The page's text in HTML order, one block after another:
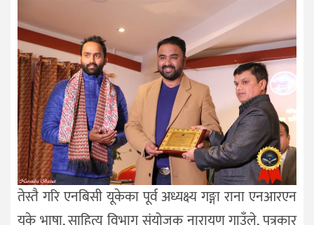
तेस्तै गरि एनबिसी यूकेका पूर्व अध्यक्ष्य गङ्गा राना एनआरएन